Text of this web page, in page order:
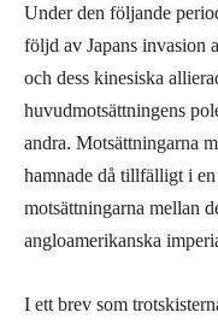
Under den följande
följd av Japans invasion
och dess kinesiska
huvudmotsättningens
andra. Motsättningarna
hamnade då tillfälligt i
motsättningarna mellan
angloamerikanska
I ett brev som